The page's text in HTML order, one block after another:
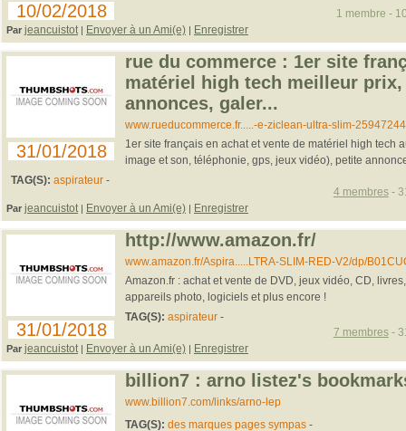
10/02/2018
Par jeancuistot | Envoyer à un Ami(e) | Enregistrer
1 membre -
31/01/2018
rue du commerce : 1er site
matériel high tech meilleur
annonces, galer...
www.rueducommerce.fr.....-e-ziclean-ultra-slim-25947244
1er site français en achat et vente de matériel high tech
image et son, téléphonie, gps, jeux vidéo), petite
TAG(S): aspirateur -
Par jeancuistot | Envoyer à un Ami(e) | Enregistrer
4 membres-
31/01/2018
http://www.amazon.fr/
www.amazon.fr/Aspira.....LTRA-SLIM-RED-V2/dp/
Amazon.fr : achat et vente de DVD, jeux vidéo, CD,
appareils photo, logiciels et plus encore !
TAG(S): aspirateur-
Par jeancuistot | Envoyer à un Ami(e) | Enregistrer
7 membres-
billion7 : arno listez's
www.billion7.com/links/arno-lep
TAG(S): des marques pages sympas-